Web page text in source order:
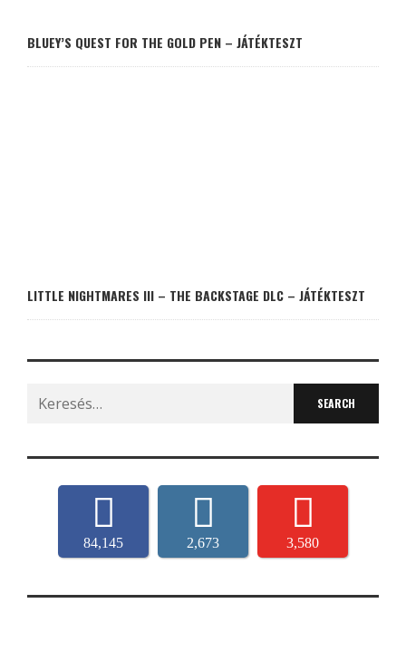
BLUEY’S QUEST FOR THE GOLD PEN – JÁTÉKTESZT
LITTLE NIGHTMARES III – THE BACKSTAGE DLC – JÁTÉKTESZT
Search
for:
84,145 2,673 3,580